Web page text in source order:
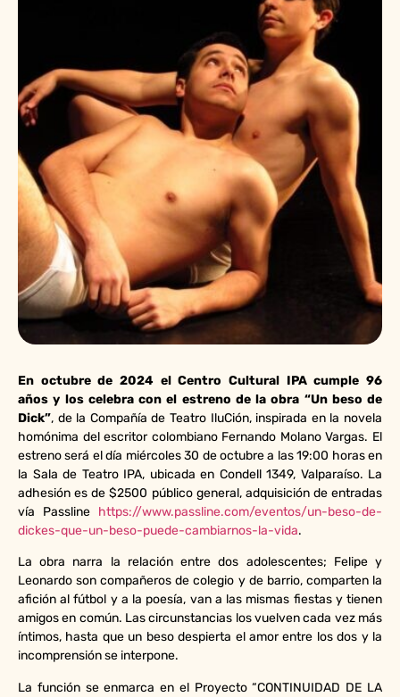
En octubre de 2024 el Centro Cultural IPA cumple 96
años y los celebra con el estreno de la obra “Un beso de
Dick”, de la Compañía de Teatro IluCión, inspirada en la novela
homónima del escritor colombiano Fernando Molano Vargas. El
estreno será el día miércoles 30 de octubre a las 19:00 horas en
la Sala de Teatro IPA, ubicada en Condell 1349, Valparaíso. La
adhesión es de $2500 público general, adquisición de entradas
vía Passline https://www.passline.com/eventos/un-beso-de-
dickes-que-un-beso-puede-cambiarnos-la-vida.
La obra narra la relación entre dos adolescentes; Felipe y
Leonardo son compañeros de colegio y de barrio, comparten la
afición al fútbol y a la poesía, van a las mismas fiestas y tienen
amigos en común. Las circunstancias los vuelven cada vez más
íntimos, hasta que un beso despierta el amor entre los dos y la
incomprensión se interpone.
La función se enmarca en el Proyecto “CONTINUIDAD DE LA